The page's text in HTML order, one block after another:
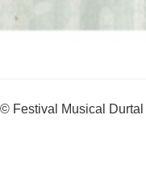
© Festival Musical Durtal